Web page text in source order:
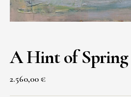
A Hint of Spring
2.560,00€